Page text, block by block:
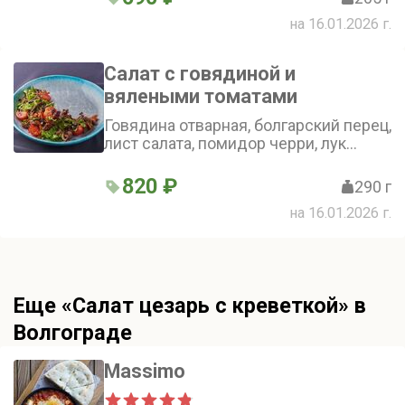
на 16.01.2026 г.
Салат с говядиной и
вялеными томатами
Говядина отварная, болгарский перец,
лист салата, помидор черри, лук
горчичный соус
820 ₽ 290 г
на 16.01.2026 г.
Еще «Салат цезарь с креветкой» в
Волгограде
Massimo